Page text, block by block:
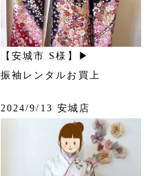
【安城市 S様】▶
振袖レンタルお買上
2024/9/13 安城店